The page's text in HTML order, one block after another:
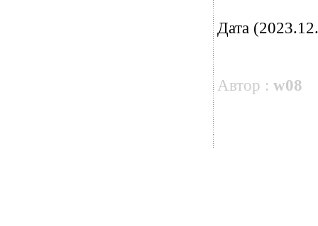
Дата
Автор : w08